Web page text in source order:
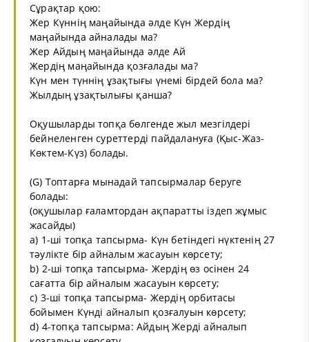
Сұрақтар қою:
Жер Күннің маңайында әлде Күн Жердің
маңайында айналады ма?
Жер Айдың маңайында әлде Ай
Жердің маңайында қозғалады ма?
Күн мен түннің ұзақтығы үнемі бірдей бола ма?
Жылдың ұзақтылығы қанша?
Оқушыларды топқа бөлгенде жыл мезгілдері
бейнеленген суреттерді пайдалануға (Қыс-Жаз-
Көктем-Күз) болады.
(G) Топтарға мынадай тапсырмалар беруге
болады:
(оқушылар ғаламтордан ақпаратты іздеп жұмыс
жасайды)
а) 1-ші топқа тапсырма- Күн бетіндегі нүктенің 27
тәулікте бір айналым жасауын көрсету;
b) 2-ші топқа тапсырма- Жердің өз осінен 24
сағатта бір айналым жасауын көрсету;
с) 3-ші топқа тапсырма- Жердің орбитасы
бойымен Күнді айналып қозғалуын көрсету;
d) 4-топқа тапсырма: Айдың Жерді айналып